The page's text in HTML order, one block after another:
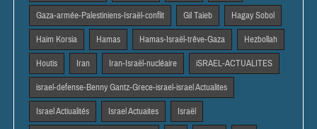
Gaza-armée-Palestiniens-Israël-conflit Gil Taieb Hagay Sobol
Haim Korsia Hamas Hamas-Israël-trêve-Gaza Hezbollah
Houtis Iran Iran-Israël-nucléaire iSRAEL-ACTUALITES
israel-defense-Benny Gantz-Grece-israel-israel Actualites
Israel Actiualités Israel Actuaites Israël